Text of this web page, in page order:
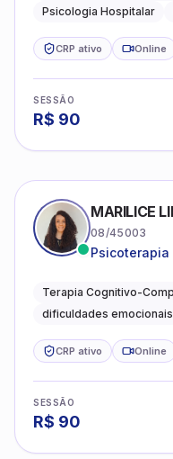
Psicologia Hospitalar
CRP ativo Online
SESSÃO
R$ 90
MARILICE
08/45003
dificuldades
Terapia Cognitivo-
dificuldades emocionais
CRP ativo Online
SESSÃO
R$ 90